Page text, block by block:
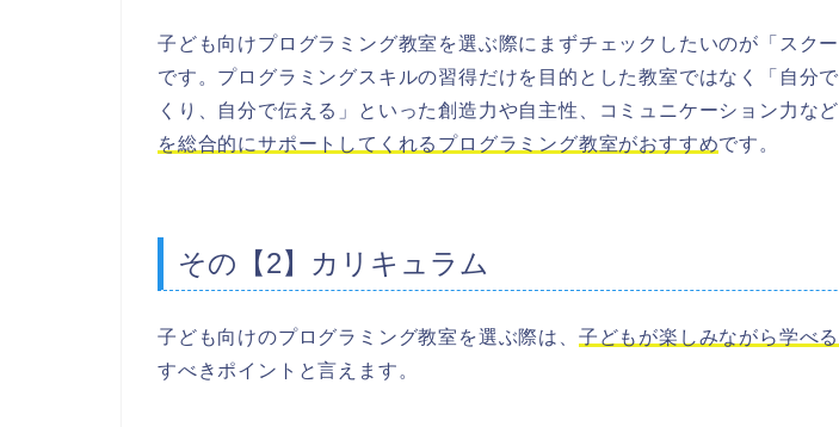
子ども向けプログラミング教室を選ぶ際にまずチェックしたいのが「スクー
です。プログラミングスキルの習得だけを目的とした教室ではなく「自分
くり、自分で伝える」といった創造力や自主性、コミュニケーション力など
を総合的にサポートしてくれるプログラミング教室がおすすめです。
その【2】カリキュラム
子ども向けのプログラミング教室を選ぶ際は、 子どもが楽しみながら学べ
すべきポイントと言えます。